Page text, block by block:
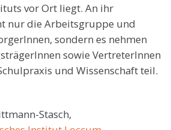
vor Ort liegt. An ihr
nur die Arbeitsgruppe und
sondern es nehmen
sowie VertreterInnen
und Wissenschaft teil.
Stasch,